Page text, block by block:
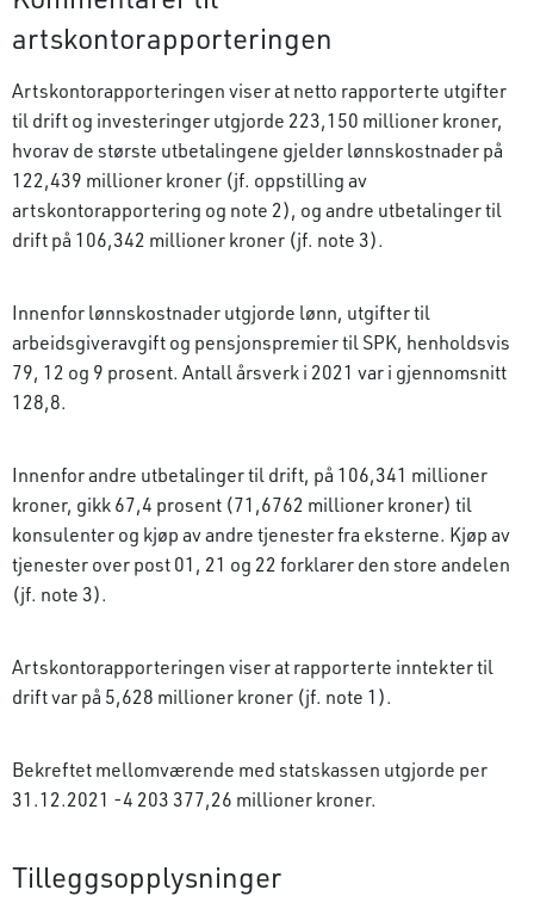
artskontorapporteringen
Artskontorapporteringen viser at netto rapporterte utgifter
til drift og investeringer utgjorde 223,150 millioner kroner,
hvorav de største utbetalingene gjelder lønnskostnader på
122,439 millioner kroner (jf. oppstilling av
artskontorapportering og note 2), og andre utbetalinger til
drift på 106,342 millioner kroner (jf. note 3).
Innenfor lønnskostnader utgjorde lønn, utgifter til
arbeidsgiveravgift og pensjonspremier til SPK, henholdsvis
79, 12 og 9 prosent. Antall årsverk i 2021 var i gjennomsnitt
128,8.
Innenfor andre utbetalinger til drift, på 106,341 millioner
kroner, gikk 67,4 prosent (71,6762 millioner kroner) til
konsulenter og kjøp av andre tjenester fra eksterne. Kjøp av
tjenester over post 01, 21 og 22 forklarer den store andelen
(jf. note 3).
Artskontorapporteringen viser at rapporterte inntekter til
drift var på 5,628 millioner kroner (jf. note 1).
Bekreftet mellomværende med statskassen utgjorde per
31.12.2021 -4 203 377,26 millioner kroner.
Tilleggsopplysninger